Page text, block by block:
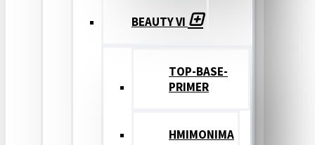
BEAUTY VI
TOP-BASE-
PRIMER
ΗΜΙΜΟΝΙΜΑ